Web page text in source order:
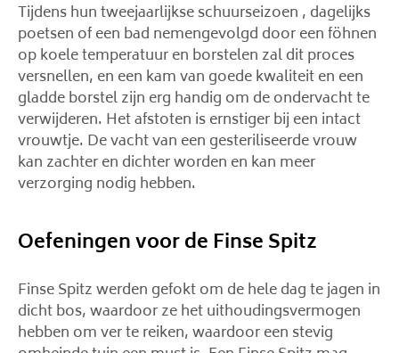
Tijdens hun tweejaarlijkse schuurseizoen , dagelijks
poetsen of een bad nemengevolgd door een föhnen
op koele temperatuur en borstelen zal dit proces
versnellen, en een kam van goede kwaliteit en een
gladde borstel zijn erg handig om de ondervacht te
verwijderen. Het afstoten is ernstiger bij een intact
vrouwtje. De vacht van een gesteriliseerde vrouw
kan zachter en dichter worden en kan meer
verzorging nodig hebben.
Oefeningen voor de Finse Spitz
Finse Spitz werden gefokt om de hele dag te jagen in
dicht bos, waardoor ze het uithoudingsvermogen
hebben om ver te reiken, waardoor een stevig